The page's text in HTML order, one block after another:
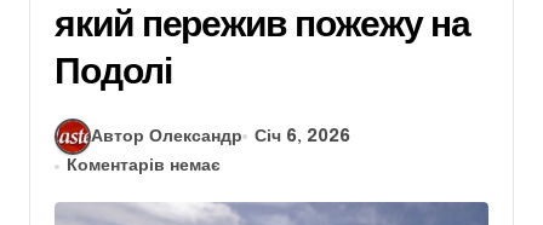
який пережив пожежу на
Подолі
Автор Олександр
Січ 6, 2026
Коментарів немає